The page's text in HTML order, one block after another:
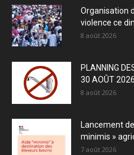
Organisation
violence ce
8 août 2026
PLANNING
30 AOÛT 2026
8 août 2026
Lancement
minimis »
7 août 2026